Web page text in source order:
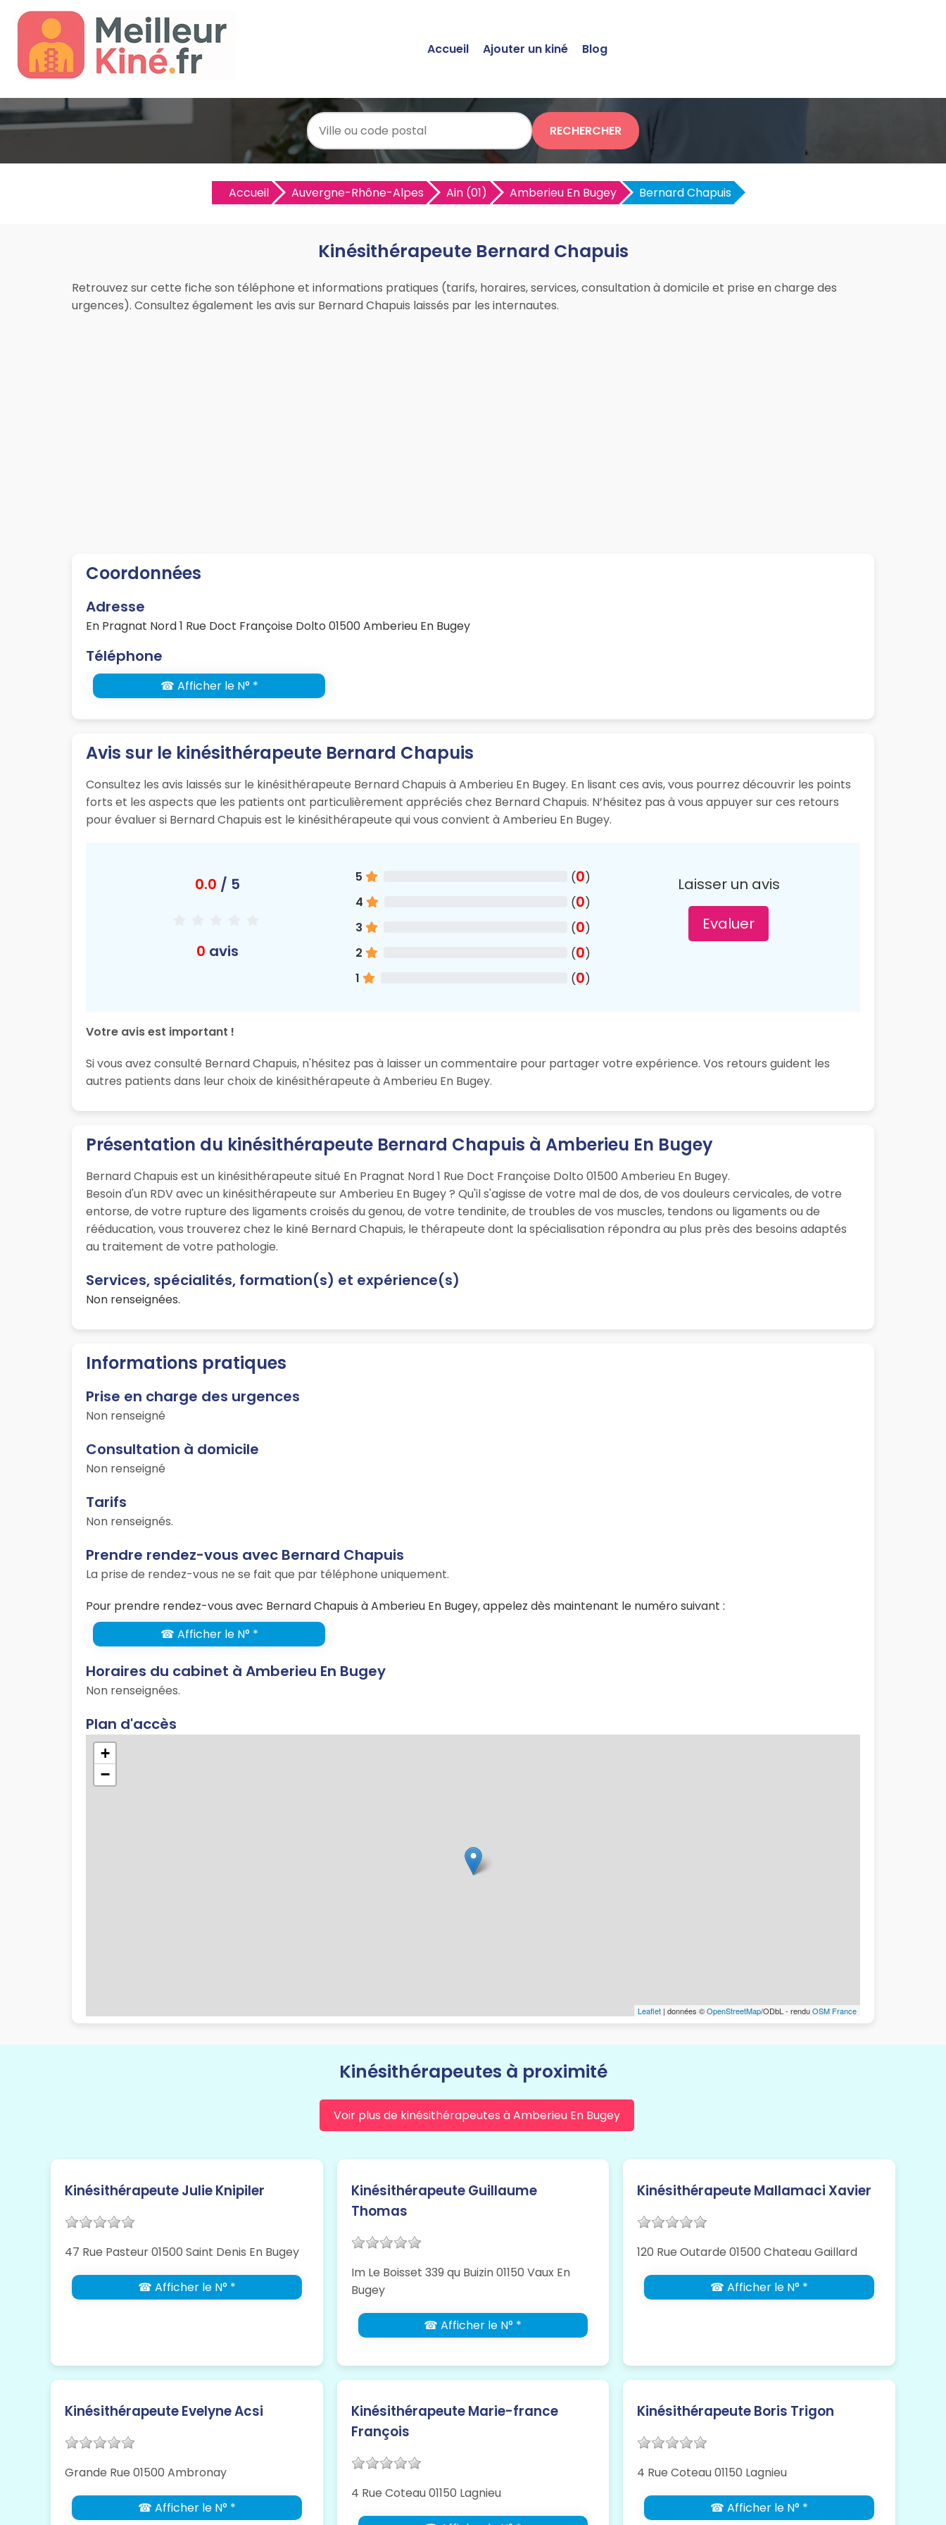
Accueil Ajouter un kiné Blog
RECHERCHER
Accueil Auvergne-Rhône-Alpes Ain (01) Amberieu En Bugey Bernard Chapuis
Kinésithérapeute Bernard Chapuis
Retrouvez sur cette fiche son téléphone et informations pratiques (tarifs, horaires, services, consultation à domicile et prise en charge des
urgences). Consultez également les avis sur Bernard Chapuis laissés par les internautes.
Coordonnées
Adresse
En Pragnat Nord 1 Rue Doct Françoise Dolto 01500 Amberieu En Bugey
Téléphone
☎ Afficher le N° *
Avis sur le kinésithérapeute Bernard Chapuis
Consultez les avis laissés sur le kinésithérapeute Bernard Chapuis à Amberieu En Bugey. En lisant ces avis, vous pourrez découvrir les points
forts et les aspects que les patients ont particulièrement appréciés chez Bernard Chapuis. N’hésitez pas à vous appuyer sur ces retours
pour évaluer si Bernard Chapuis est le kinésithérapeute qui vous convient à Amberieu En Bugey.
0.0 / 5
0 avis
5 (0)
4
(0)
3
(0)
2
(0)
1
(0)
Laisser un avis
Evaluer
Votre avis est important !
Si vous avez consulté Bernard Chapuis, n'hésitez pas à laisser un commentaire pour partager votre expérience. Vos retours guident les
autres patients dans leur choix de kinésithérapeute à Amberieu En Bugey.
Présentation du kinésithérapeute Bernard Chapuis à Amberieu En Bugey
Bernard Chapuis est un kinésithérapeute situé En Pragnat Nord 1 Rue Doct Françoise Dolto 01500 Amberieu En Bugey.
Besoin d'un RDV avec un kinésithérapeute sur Amberieu En Bugey ? Qu'il s'agisse de votre mal de dos, de vos douleurs cervicales, de votre
entorse, de votre rupture des ligaments croisés du genou, de votre tendinite, de troubles de vos muscles, tendons ou ligaments ou de
rééducation, vous trouverez chez le kiné Bernard Chapuis, le thérapeute dont la spécialisation répondra au plus près des besoins adaptés
au traitement de votre pathologie.
Services, spécialités, formation(s) et expérience(s)
Non renseignées.
Informations pratiques
Prise en charge des urgences
Non renseigné
Consultation à domicile
Non renseigné
Tarifs
Non renseignés.
Prendre rendez-vous avec Bernard Chapuis
La prise de rendez-vous ne se fait que par téléphone uniquement.
Pour prendre rendez-vous avec Bernard Chapuis à Amberieu En Bugey, appelez dès maintenant le numéro suivant :
☎ Afficher le N° *
Horaires du cabinet à Amberieu En Bugey
Non renseignées.
Plan d'accès
+
−
Leaflet | données ©OpenStreetMap/ODbL - renduOSM France
Kinésithérapeutes à proximité
Voir plus de kinésithérapeutes à Amberieu En Bugey
Kinésithérapeute Julie Knipiler
47 Rue Pasteur 01500 Saint Denis En Bugey
☎ Afficher le N° *
Kinésithérapeute Guillaume
Thomas
Im Le Boisset 339 qu Buizin 01150 Vaux En
Bugey
☎ Afficher le N° *
Kinésithérapeute Mallamaci Xavier
120 Rue Outarde 01500 Chateau Gaillard
☎ Afficher le N° *
Kinésithérapeute Evelyne Acsi
Grande Rue 01500 Ambronay
☎ Afficher le N° *
Kinésithérapeute Marie-france
François
4 Rue Coteau 01150 Lagnieu
Kinésithérapeute Boris Trigon
4 Rue Coteau 01150 Lagnieu
☎ Afficher le N° *